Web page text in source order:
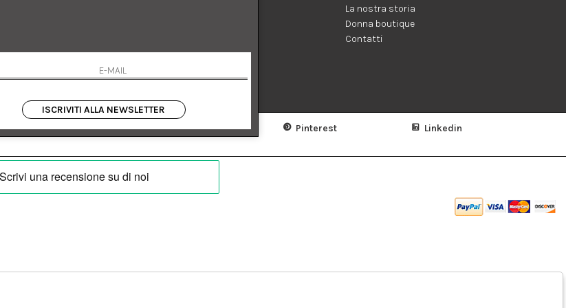
Termini e condizioni
Condizioni di vendita
Spedizione
La nostra storia
Donna boutique
Contatti
Facebook Instagram Pinterest Linkedin
ISCRIVITI ALLA NEWSLETTER